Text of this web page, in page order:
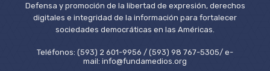
Defensa y promoción de la libertad de expresión, derechos
digitales e integridad de la información para fortalecer
sociedades democráticas en las Américas.
Teléfonos: (593) 2 601-9956 / (593) 98 767-5305/ e-
mail: info@fundamedios.org